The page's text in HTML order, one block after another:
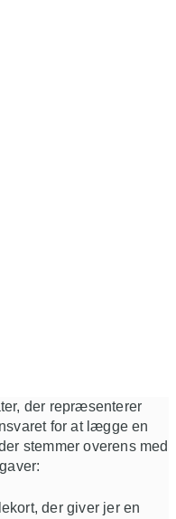
der repræsenterer
for at lægge en
stemmer overens med
der giver jer en